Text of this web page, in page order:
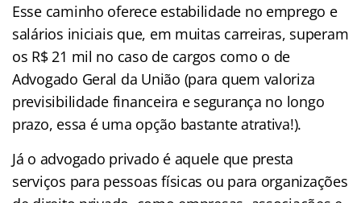
Esse caminho oferece estabilidade no emprego e
salários iniciais que, em muitas carreiras, superam
os R$ 21 mil no caso de cargos como o de
Advogado Geral da União (para quem valoriza
previsibilidade financeira e segurança no longo
prazo, essa é uma opção bastante atrativa!).
Já o advogado privado é aquele que presta
serviços para pessoas físicas ou para organizações